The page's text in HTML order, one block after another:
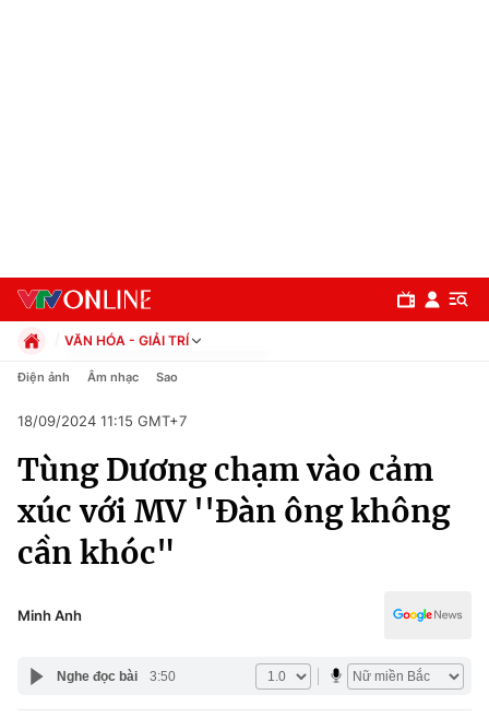
Chuyên mục
Chính trị
Xã hội
Pháp luật
Y tế
VĂN HÓA - GIẢI TRÍ
Chính trị
Pháp luật
Kinh tế
Thể thao
Truyền hình
Văn hóa - Giải trí
Điện ảnh Âm nhạc Sao
18/09/2024 11:15 GMT+7
Tùng Dương chạm vào cảm
xúc với MV ''Đàn ông không
cần khóc"
Minh Anh
Nghe đọc bài 3:50